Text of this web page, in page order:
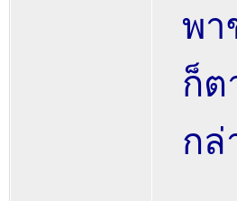
พา
ก็ต
กล่